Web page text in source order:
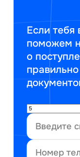
Если тебя
поможем
о